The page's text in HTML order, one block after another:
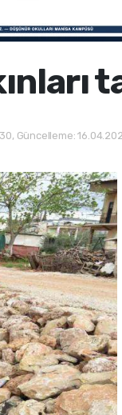
Güncelleme: